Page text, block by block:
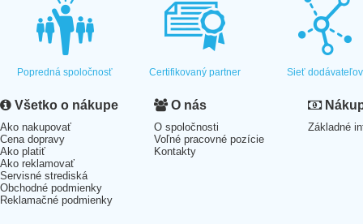
Popredná spoločnosť Certifikovaný partner Sieť dodávateľov
Všetko o nákupe
Ako nakupovať
Cena dopravy
Ako platiť
Ako reklamovať
Servisné strediská
Obchodné podmienky
Reklamačné podmienky
O nás
O spoločnosti
Voľné pracovné pozície
Kontakty
Základné